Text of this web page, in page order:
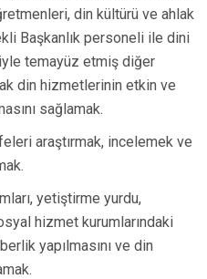
din kültürü ve ahlak
Başkanlık personeli ile dini
temayüz etmiş diğer
din hizmetlerinin etkin ve
sağlamak.
araştırmak, incelemek ve
yetiştirme yurdu,
hizmet kurumlarındaki
yapılmasını ve din